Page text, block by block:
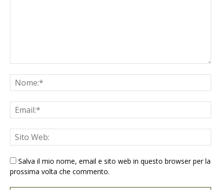
Salva il mio nome, email e sito web in questo browser per la
prossima volta che commento.